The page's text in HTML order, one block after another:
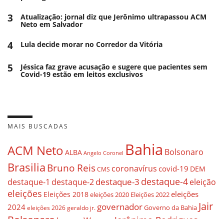
3 Atualização: jornal diz que Jerônimo ultrapassou ACM
Neto em Salvador
4 Lula decide morar no Corredor da Vitória
5 Jéssica faz grave acusação e sugere que pacientes sem
Covid-19 estão em leitos exclusivos
MAIS BUSCADAS
ACM Neto ALBA Angelo Coronel Bahia Bolsonaro
BrasiliaBruno ReisCMS coronavírus covid-19 DEM
destaque-1 destaque-2destaque-3 destaque-4eleição
eleições Eleições 2018eleições 2020 Eleições 2022eleições
2024 eleições 2026 geraldo jr. governadorGoverno da Bahia Jair